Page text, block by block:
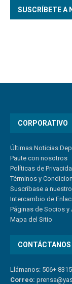
SUSCRÍBETE A
CORPORATIVO
Últimas Noticias
Paute con nosotros
Políticas de
Términos y
Suscríbase a
Intercambio de
Páginas de Socios y
Mapa del Sitio
CONTÁCTANOS
Llámanos: 506+
Correo: